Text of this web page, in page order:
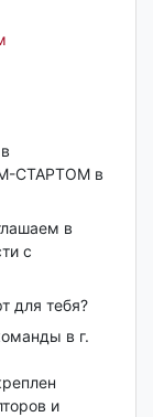
СТАРТОМ в
в
с
для тебя?
в г.
и